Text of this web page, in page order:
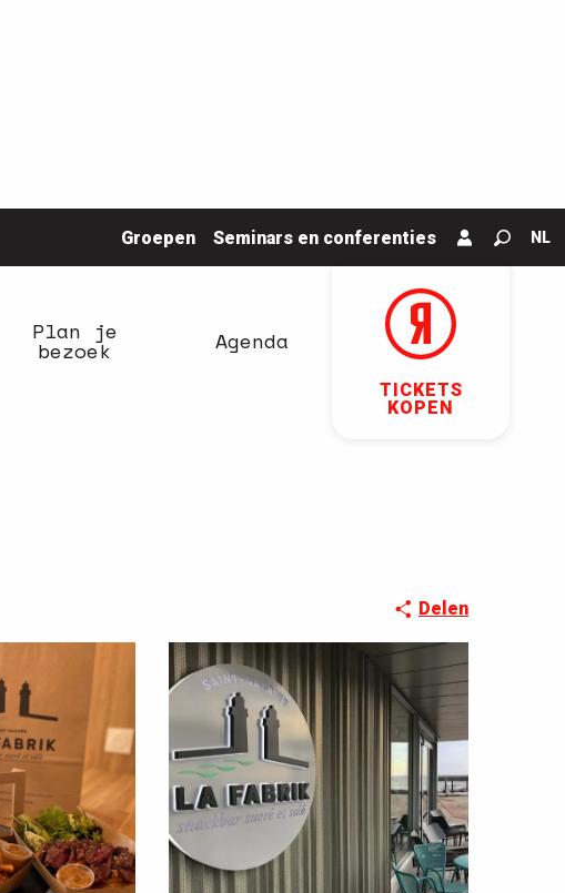
Groepen Seminars en conferenties
Zoek
NL
TICKETS
KOPEN
Plan je
bezoek Agenda
Delen